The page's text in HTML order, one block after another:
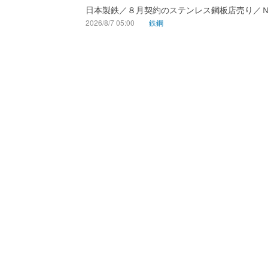
日本製鉄／８月契約のステンレス鋼板店売り／
2026/8/7 05:00 鉄鋼